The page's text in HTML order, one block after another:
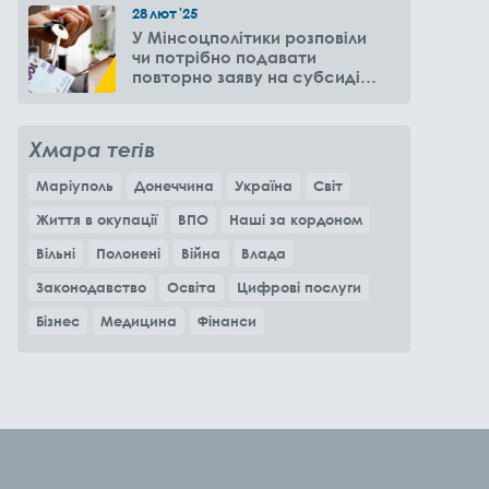
28лют'25
У Мінсоцполітики розповіли
чи потрібно подавати
повторно заяву на субсидію
Хмара тегів
Маріуполь Донеччина Україна
Світ
Життя в окупації
ВПО
Наші за кордоном
Вільні
Полонені Війна
Влада
Законодавство
Освіта
Цифрові послуги
Бізнес
Медицина Фінанси